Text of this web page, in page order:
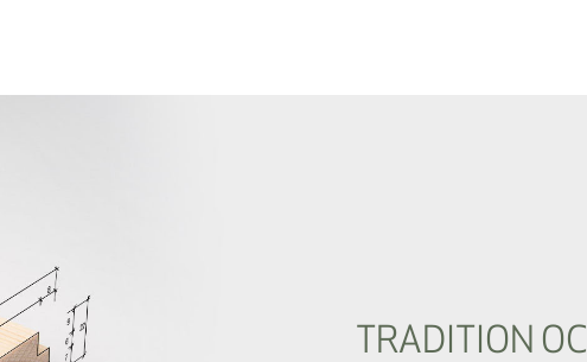
TRADITION